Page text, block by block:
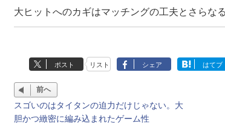
大ヒットへのカギはマッチングの工夫とさらな
ポスト リスト シェア はてブ
前へ
スゴいのはタイタンの迫力だけじゃない。大
胆かつ緻密に編み込まれたゲーム性